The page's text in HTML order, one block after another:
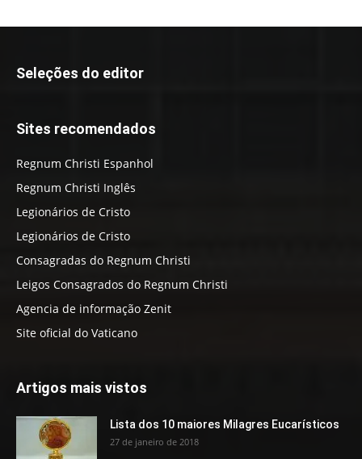
Seleções do editor
Sites recomendados
Regnum Christi Espanhol
Regnum Christi Inglês
Legionários de Cristo
Legionários de Cristo
Consagradas do Regnum Christi
Leigos Consagrados do Regnum Christi
Agencia de informação Zenit
Site oficial do Vaticano
Artigos mais vistos
Lista dos 10 maiores Milagres Eucarísticos
27 de janeiro de 2018